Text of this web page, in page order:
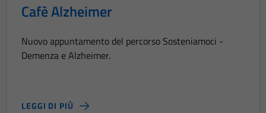
Cafè Alzheimer
Nuovo appuntamento del percorso Sosteniamoci -
Demenza e Alzheimer.
LEGGI DI PIÙ